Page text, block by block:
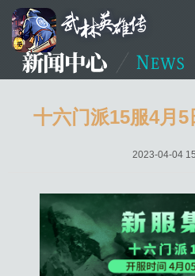
十六门派15服4月5
2023-04-04
资讯
资料
反馈 下载